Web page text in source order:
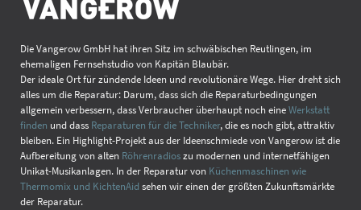
Die Vangerow GmbH hat ihren Sitz im schwäbischen Reutlingen, im
ehemaligen Fernsehstudio von Kapitän Blaubär.
Der ideale Ort für zündende Ideen und revolutionäre Wege. Hier dreht sich
alles um die Reparatur: Darum, dass sich die Reparaturbedingungen
allgemein verbessern, dass Verbraucher überhaupt noch eineWerkstatt
finden und dass Reparaturen für die Techniker, die es noch gibt, attraktiv
bleiben. Ein Highlight-Projekt aus der Ideenschmiede von Vangerow ist die
Aufbereitung von alten Röhrenradioszu modernen und internetfähigen
Unikat-Musikanlagen. In der Reparatur von Küchenmaschinen wie
Thermomix und KichtenAid sehen wir einen der größten Zukunftsmärkte
der Reparatur.